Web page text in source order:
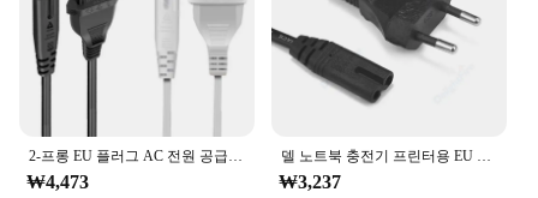
2-프롱 EU 플러그 AC 전원 공급 케이블, 전기 와이어 연결, 고전압 PC 노트북 TV 충전 라인, 화이트 블랙, 1.5m, 2 * 0.75mm ²
₩4,473
델 노트북 충전기 프린터용 EU 전원 익스텐션 코드, EU 노트북 AC 케이블, IEC C7, 0.5m, 1m, 1.5m, 2m, 3m, 10m
₩3,237